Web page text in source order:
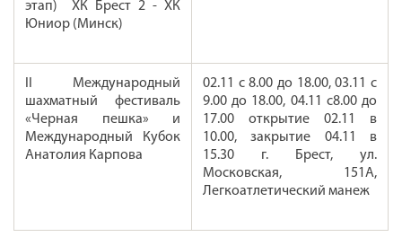
этап) ХК Брест 2 - ХК
Юниор (Минск)
II Международный
шахматный фестиваль
«Черная пешка» и
Международный Кубок
Анатолия Карпова
02.11 с 8.00 до 18.00, 03.11 с
9.00 до 18.00, 04.11 с8.00 до
17.00 открытие 02.11 в
10.00, закрытие 04.11 в
15.30 г. Брест, ул.
Московская, 151А,
Легкоатлетический манеж